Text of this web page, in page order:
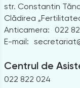
str. Constantin
Clădirea
Anticamera:
022
E-mail:
Centrul de
022 822 024